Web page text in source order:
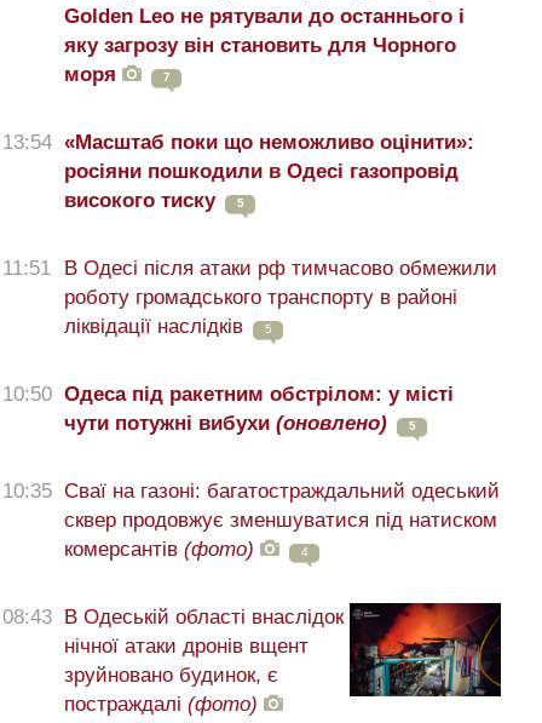
Golden Leo не рятували до останнього і
яку загрозу він становить для Чорного
моря
7
13:54 «Масштаб поки що неможливо оцінити»:
росіяни пошкодили в Одесі газопровід
високого тиску
5
11:51
В Одесі після атаки рф тимчасово обмежили
роботу громадського транспорту в районі
ліквідації наслідків
5
10:50 Одеса під ракетним обстрілом: у місті
чути потужні вибухи (оновлено) 5
10:35 Сваї на газоні: багатостраждальний одеський
сквер продовжує зменшуватися під натиском
комерсантів (фото) 4
08:43 В Одеській області внаслідок
нічної атаки дронів вщент
зруйновано будинок, є
постраждалі (фото)